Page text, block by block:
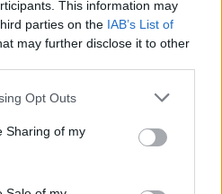
This information may
parties on the IAB’s List of
may further disclose it to other
Opt Outs
Sharing of my
akto
tai
„Islamo
išpuolio